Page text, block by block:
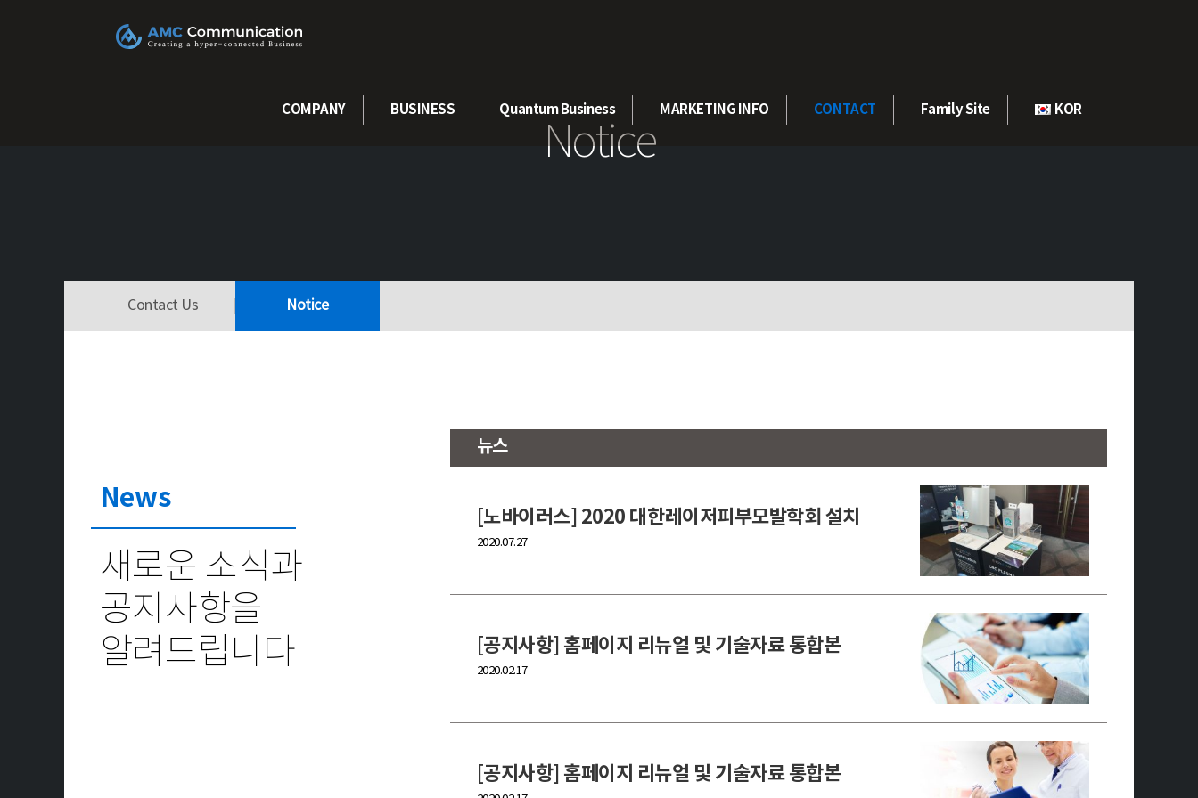
COMPANY BUSINESS Quantum Business MARKETING INFO CONTACT Family Site KOR
Notice
Contact Us Notice
News
새로운 소식과
공지사항을
알려드립니다
뉴스
[노바이러스] 2020 대한레이저피부모발학회 설치
2020.07.27
[공지사항] 홈페이지 리뉴얼 및 기술자료 통합본
2020.02.17
[공지사항] 홈페이지 리뉴얼 및 기술자료 통합본